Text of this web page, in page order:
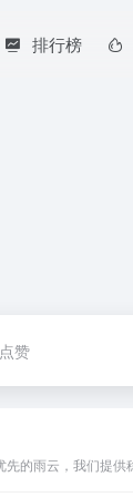
排行榜
点赞